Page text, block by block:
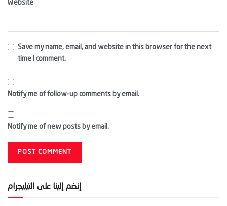
Website
Save my name, email, and website in this browser for the next
time I comment.
Notify me of follow-up comments by email.
Notify me of new posts by email.
إنضم إلينا على التيليجرام